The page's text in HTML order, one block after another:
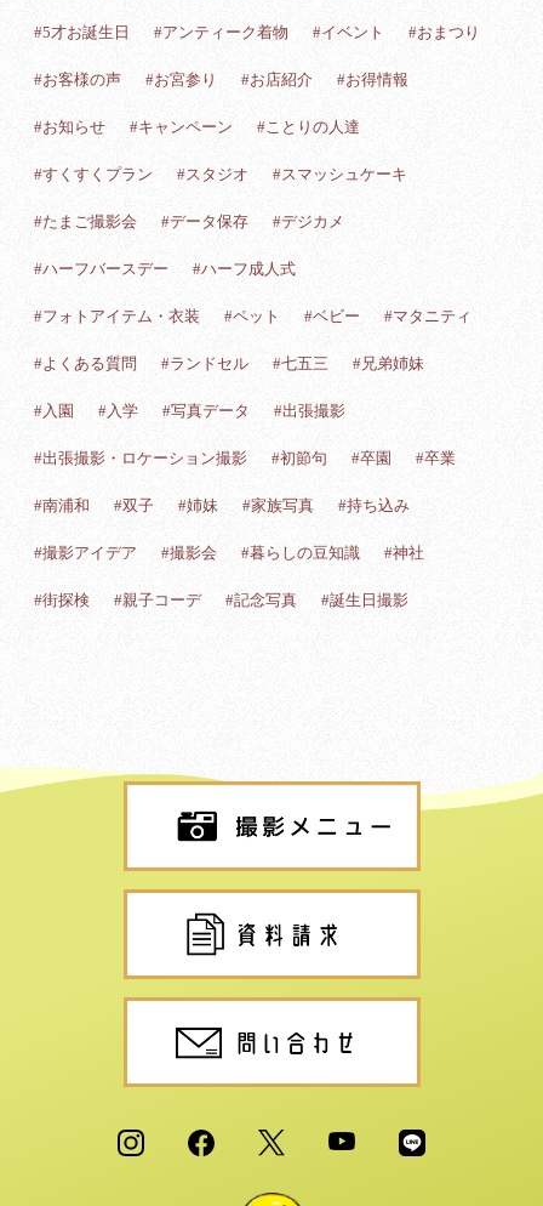
#5才お誕生日 #アンティーク着物 #イベント #おまつり
#お客様の声 #お宮参り #お店紹介 #お得情報
#お知らせ #キャンペーン #ことりの人達
#すくすくプラン #スタジオ #スマッシュケーキ
#たまご撮影会 #データ保存 #デジカメ
#ハーフバースデー #ハーフ成人式
#フォトアイテム・衣装 #ペット #ベビー #マタニティ
#よくある質問 #ランドセル #七五三 #兄弟姉妹
#入園 #入学 #写真データ #出張撮影
#出張撮影・ロケーション撮影 #初節句 #卒園 #卒業
#南浦和 #双子 #姉妹 #家族写真 #持ち込み
#撮影アイデア #撮影会 #暮らしの豆知識 #神社
#街探検 #親子コーデ #記念写真 #誕生日撮影